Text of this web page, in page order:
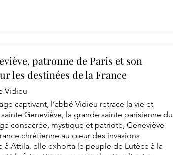
patronne de Paris et son
les destinées de la France
Vidieu
captivant, l’abbé Vidieu retrace la vie et
Geneviève, la grande sainte parisienne du
consacrée, mystique et patriote, Geneviève
chrétienne au cœur des invasions
à Attila, elle exhorta le peuple de Lutèce à la